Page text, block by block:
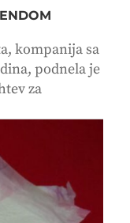
kompanija sa
podnela je
za